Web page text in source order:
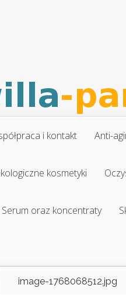
i kontakt Anti-
kosmetyki
Serum oraz koncentraty
image-1768068512.jpg